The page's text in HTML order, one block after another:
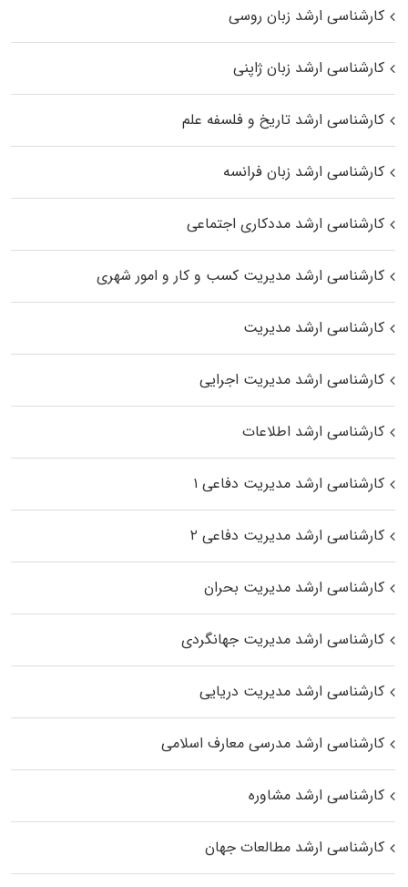
کارشناسی ارشد زبان روسی
کارشناسی ارشد زبان ژاپنی
کارشناسی ارشد تاریخ و فلسفه علم
کارشناسی ارشد زبان فرانسه
کارشناسی ارشد مددکاری اجتماعی
کارشناسی ارشد مدیریت کسب و کار و امور شهری
کارشناسی ارشد مدیریت
کارشناسی ارشد مدیریت اجرایی
کارشناسی ارشد اطلاعات
کارشناسی ارشد مدیریت دفاعی ۱
کارشناسی ارشد مدیریت دفاعی ۲
کارشناسی ارشد مدیریت بحران
کارشناسی ارشد مدیریت جهانگردی
کارشناسی ارشد مدیریت دریایی
کارشناسی ارشد مدرسی معارف اسلامی
کارشناسی ارشد مشاوره
کارشناسی ارشد مطالعات جهان